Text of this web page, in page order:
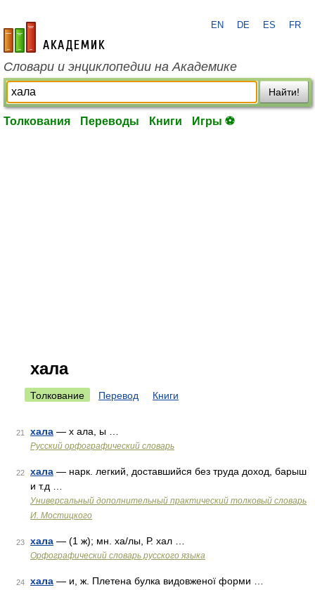
academic.ru
EN DE ES FR
Словари и энциклопедии на Академике
Найти!
Толкования Переводы Книги Игры ⚽
хала
Толкование Перевод Книги
21 хала — х ала, ы …
Русский орфографический словарь
22 хала — нарк. легкий, доставшийся без труда доход, барыш
и т.д …
Универсальный дополнительный практический толковый словарь
И. Мостицкого
23 хала — (1 ж); мн. ха/лы, Р. хал …
Орфографический словарь русского языка
24 хала — и, ж. Плетена булка видовженої форми …